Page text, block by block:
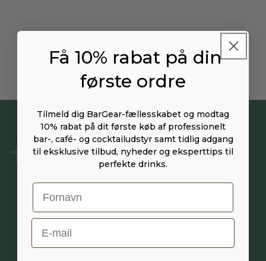
Få nye varer og eksklusive tilbud
Få 10% rabat på din
første ordre
Tilmeld dig BarGear-fællesskabet og modtag
10% rabat på dit første køb af professionelt
bar-, café- og cocktailudstyr samt tidlig adgang
til eksklusive tilbud, nyheder og eksperttips til
perfekte drinks.
E-Mail